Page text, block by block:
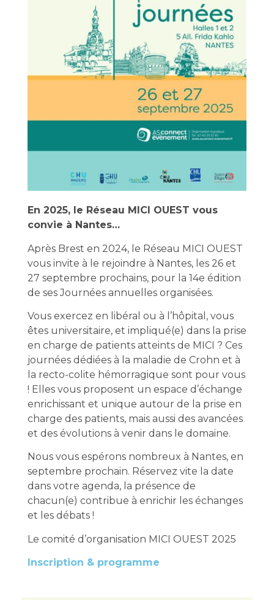
En 2025, le Réseau MICI OUEST vous
convie à Nantes…
Après Brest en 2024, le Réseau MICI OUEST
vous invite à le rejoindre à Nantes, les 26 et
27 septembre prochains, pour la 14e édition
de ses Journées annuelles organisées.
Vous exercez en libéral ou à l’hôpital, vous
êtes universitaire, et impliqué(e) dans la prise
en charge de patients atteints de MICI ? Ces
journées dédiées à la maladie de Crohn et à
la recto-colite hémorragique sont pour vous
! Elles vous proposent un espace d’échange
enrichissant et unique autour de la prise en
charge des patients, mais aussi des avancées
et des évolutions à venir dans le domaine.
Nous vous espérons nombreux à Nantes, en
septembre prochain. Réservez vite la date
dans votre agenda, la présence de
chacun(e) contribue à enrichir les échanges
et les débats !
Le comité d’organisation MICI OUEST 2025
Inscription & programme